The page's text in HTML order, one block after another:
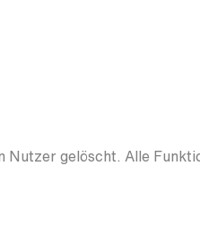
Nutzer gelöscht. Alle